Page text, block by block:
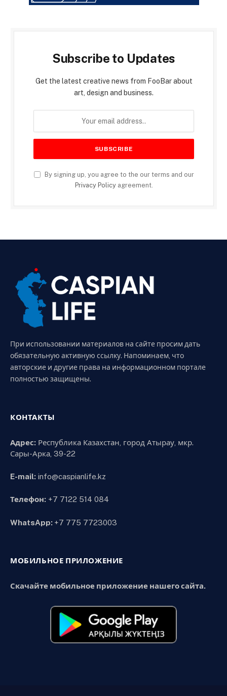
Subscribe to Updates
Get the latest creative news from FooBar about
art, design and business.
By signing up, you agree to the our terms and our
Privacy Policyagreement.
При использовании материалов на сайте просим дать
обязательную активную ссылку. Напоминаем, что
авторские и другие права на информационном портале
полностью защищены.
КОНТАКТЫ
Адрес: Республика Казахстан, город Атырау, мкр.
Сары-Арка, 39-22
E-mail: info@caspianlife.kz
Телефон: +7 7122 514 084
WhatsApp: +7 775 7723003
МОБИЛЬНОЕ ПРИЛОЖЕНИЕ
Скачайте мобильное приложение нашего сайта.